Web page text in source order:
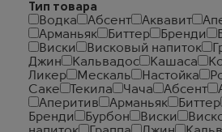
Тип товара
Водка
Абсент Аквавит
Арманьяк
Биттер Бренди
Виски
Висковый напиток
Джин
Кальвадос Кашаса
Ликер
Мескаль Настойка
Саке
Текила Чача Абсент
Аперитив
Арманьяк
Биттер
Бренди
Бурбон Виски